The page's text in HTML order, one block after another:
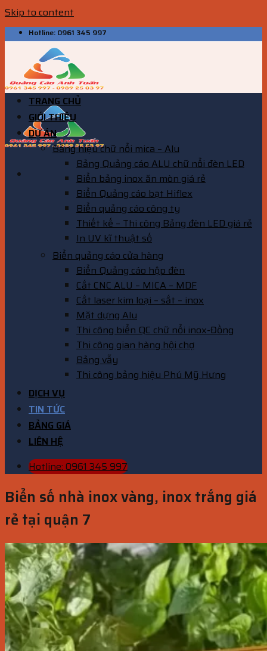
Skip to content
Hotline: 0961 345 997
TRANG CHỦ
GIỚI THIỆU
DỰ ÁN
Bảng hiệu chữ nổi mica – Alu
Bảng Quảng cáo ALU chữ nổi đèn LED
Biển bảng inox ăn mòn giá rẻ
Biển Quảng cáo bạt Hiflex
Biển quảng cáo công ty
Thiết kế – Thi công Bảng đèn LED giá rẻ
In UV kĩ thuật số
Biển quảng cáo cửa hàng
Biển Quảng cáo hộp đèn
Cắt CNC ALU – MICA – MDF
Cắt laser kim loại – sắt – inox
Mặt dựng Alu
Thi công biển QC chữ nổi inox-Đồng
Thi công gian hàng hội chợ
Bảng vẫy
Thi công bảng hiệu Phú Mỹ Hưng
DỊCH VỤ
TIN TỨC
BẢNG GIÁ
LIÊN HỆ
Hotline: 0961 345 997
Biển số nhà inox vàng, inox trắng giá
rẻ tại quận 7